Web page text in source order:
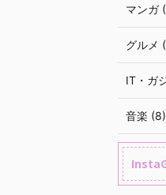
マンガ
グルメ
IT・ガ
音楽 (8)